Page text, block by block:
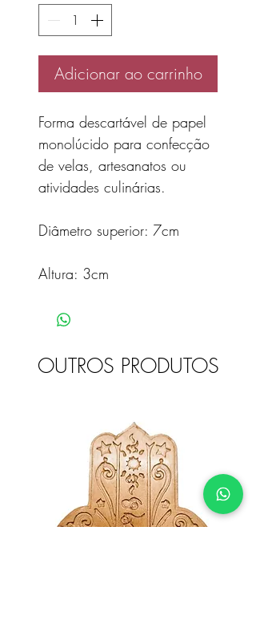
Adicionar ao carrinho
Forma descartável de papel
monolúcido para confecção
de velas, artesanatos ou
atividades culinárias.
Diâmetro superior: 7cm
Altura: 3cm
OUTROS PRODUTOS